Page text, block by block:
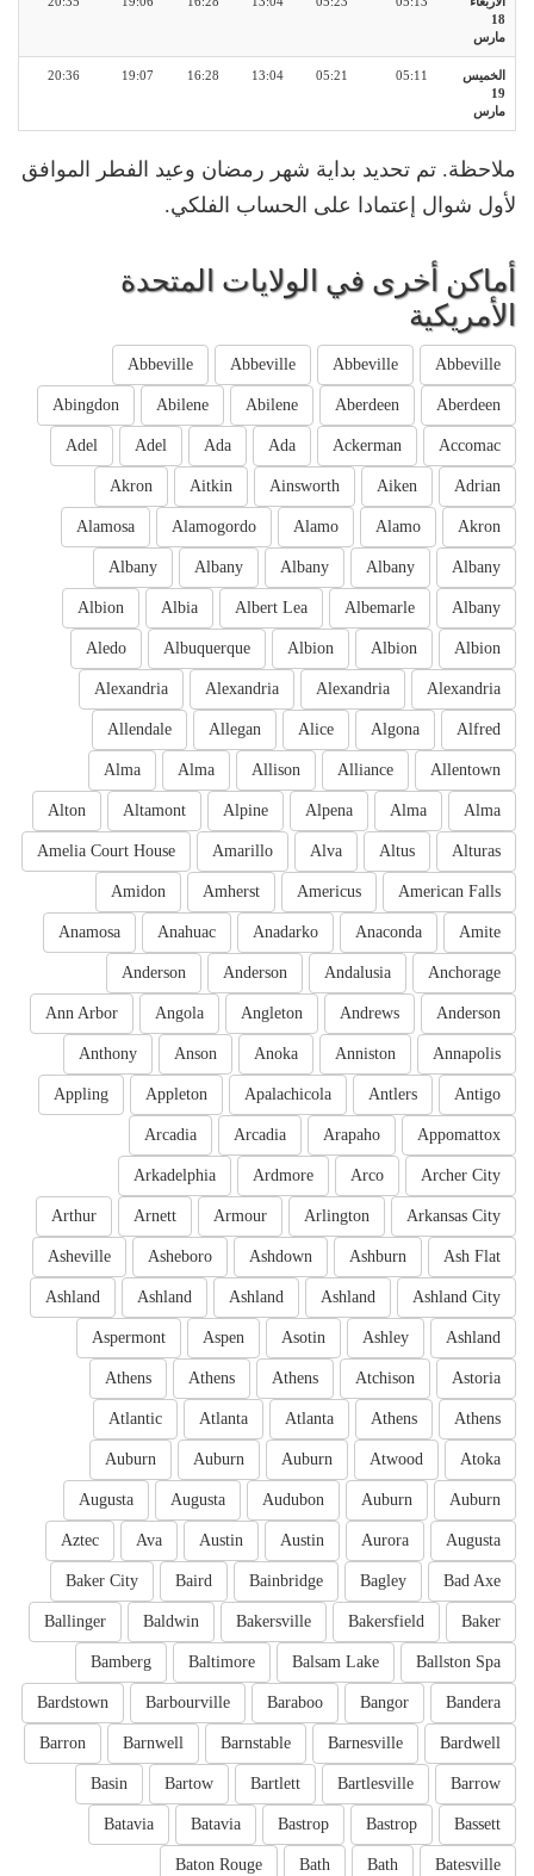
18
مارس
الخميس
19
مارس
05:11
05:21
13:04
16:28
19:07
20:36
ملاحظة. تم تحديد بداية شهر رمضان وعيد الفطر الموافق
لأول شوال إعتمادا على الحساب الفلكي.
أماكن أخرى في الولايات المتحدة
الأمريكية
Abbeville
Abbeville
Abbeville
Abbeville
Aberdeen
Aberdeen
Abilene
Abilene
Abingdon
Accomac
Ackerman
Ada
Ada
Adel
Adel
Adrian
Aiken
Ainsworth
Aitkin
Akron
Akron
Alamo
Alamo
Alamogordo
Alamosa
Albany
Albany
Albany
Albany
Albany
Albany
Albemarle
Albert Lea
Albia
Albion
Albion
Albion
Albion
Albuquerque
Aledo
Alexandria
Alexandria
Alexandria
Alexandria
Alfred
Algona
Alice
Allegan
Allendale
Allentown
Alliance
Allison
Alma
Alma
Alma
Alma
Alpena
Alpine
Altamont
Alton
Alturas
Altus
Alva
Amarillo
Amelia Court House
American Falls
Americus
Amherst
Amidon
Amite
Anaconda
Anadarko
Anahuac
Anamosa
Anchorage
Andalusia
Anderson
Anderson
Anderson
Andrews
Angleton
Angola
Ann Arbor
Annapolis
Anniston
Anoka
Anson
Anthony
Antigo
Antlers
Apalachicola
Appleton
Appling
Appomattox
Arapaho
Arcadia
Arcadia
Archer City
Arco
Ardmore
Arkadelphia
Arkansas City
Arlington
Armour
Arnett
Arthur
Ash Flat
Ashburn
Ashdown
Asheboro
Asheville
Ashland City
Ashland
Ashland
Ashland
Ashland
Ashland
Ashley
Asotin
Aspen
Aspermont
Astoria
Atchison
Athens
Athens
Athens
Athens
Athens
Atlanta
Atlanta
Atlantic
Atoka
Atwood
Auburn
Auburn
Auburn
Auburn
Auburn
Audubon
Augusta
Augusta
Augusta
Aurora
Austin
Austin
Ava
Aztec
Bad Axe
Bagley
Bainbridge
Baird
Baker City
Baker
Bakersfield
Bakersville
Baldwin
Ballinger
Ballston Spa
Balsam Lake
Baltimore
Bamberg
Bandera
Bangor
Baraboo
Barbourville
Bardstown
Bardwell
Barnesville
Barnstable
Barnwell
Barron
Barrow
Bartlesville
Bartlett
Bartow
Basin
Bassett
Bastrop
Bastrop
Batavia
Batavia
Batesville
Bath
Bath
Baton Rouge